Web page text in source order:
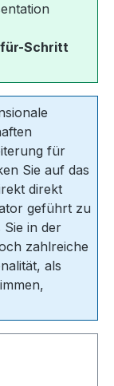
Schritt
für
Sie auf das
direkt
geführt zu
Sie in der
zahlreiche
als